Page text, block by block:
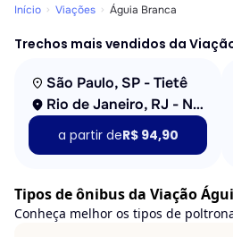
Início Viações Águia Branca
Trechos mais vendidos da
São Paulo, SP - Tietê
Rio de Janeiro, RJ - Novo Rio
a partir deR$ 94,90
Tipos de ônibus da Viação
Conheça melhor os tipos de